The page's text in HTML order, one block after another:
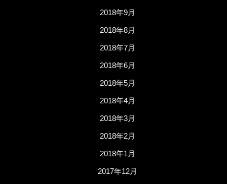
2018年9月
2018年8月
2018年7月
2018年6月
2018年5月
2018年4月
2018年3月
2018年2月
2018年1月
2017年12月